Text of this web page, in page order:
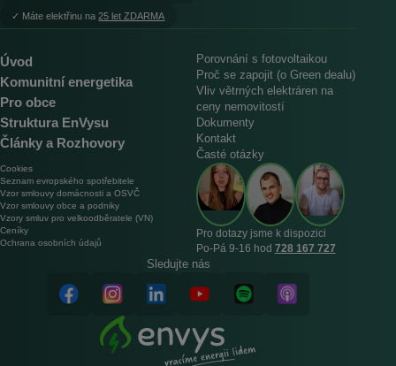
︎✓ Máte elektřinu na25 let ZDARMA
Úvod
Komunitní energetika
Pro obce
Struktura EnVysu
Články a Rozhovory
Porovnání s fotovoltaikou
Proč se zapojit (o Green dealu)
Vliv větrných elektráren na
ceny nemovitostí
Dokumenty
Kontakt
Časté otázky
Cookies
Seznam evropského spotřebitele
Vzor smlouvy domácnosti a OSVČ
Vzor smlouvy obce a podniky
Vzory smluv pro velkoodběratele (VN)
Ceníky
Ochrana osobních údajů
Pro dotazy jsme k dispozici
Po‑Pá 9‑16 hod 728 167 727
Sledujte nás